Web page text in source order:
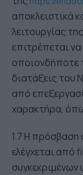
αποκλειστικά
λειτουργίας
επιτρέπεται
οποιονδήποτε
διατάξεις του
από
χαρακτήρα,
1.7 Η πρόσβαση
ελέγχεται από